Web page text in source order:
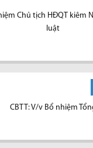
Chủ tịch HĐQT kiêm
luật
CBTT: V/v Bổ nhiệm